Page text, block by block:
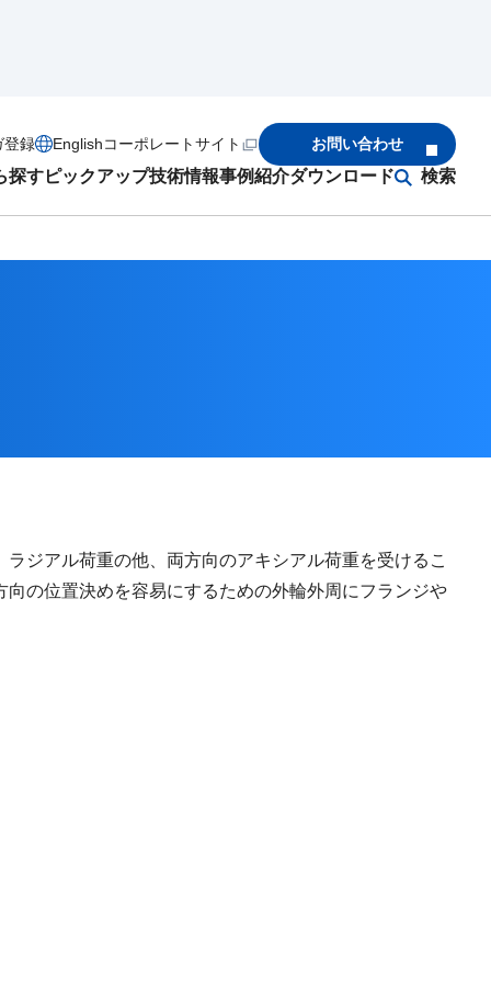
探すピックアップ技術情報事例紹介ダウンロード 検索
登録 Englishコーポレートサイト お問い合わせ
ジアル荷重の他、両方向のアキシアル荷重を受けるこ
の位置決めを容易にするための外輪外周にフランジや